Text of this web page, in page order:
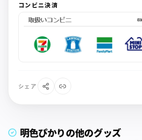
コンビニ決済
シェア
明色ぴかりの他のグッズ